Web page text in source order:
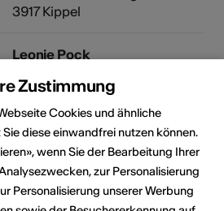
3917 Kippel
Leonie Pock
3911 Ried-Brig
mail@manuela-bruegger.ch
Diese Veranstaltung wurde über
die Plattformguidle.com
inseriert. Bei Fragen zur
Zustimmung
Cookies und ähnliche
diese einwandfrei nutzen können.
wenn Sie der Bearbeitung Ihrer
zur Personalisierung
Personalisierung unserer Werbung